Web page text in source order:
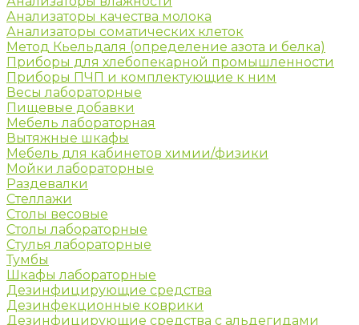
Анализаторы качества молока
Анализаторы соматических клеток
Метод Кьельдаля (определение азота и белка)
Приборы для хлебопекарной промышленности
Приборы ПЧП и комплектующие к ним
Весы лабораторные
Пищевые добавки
Мебель лабораторная
Вытяжные шкафы
Мебель для кабинетов химии/физики
Мойки лабораторные
Раздевалки
Стеллажи
Столы весовые
Столы лабораторные
Стулья лабораторные
Тумбы
Шкафы лабораторные
Дезинфицирующие средства
Дезинфекционные коврики
Дезинфицирующие средства с альдегидами